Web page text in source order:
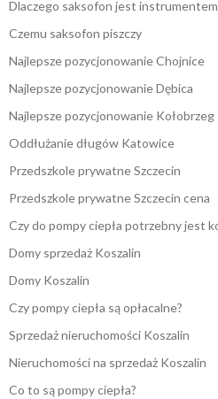
Dlaczego saksofon jest
Czemu saksofon piszczy
Najlepsze pozycjonowanie Chojnice
Najlepsze pozycjonowanie Dębica
Najlepsze pozycjonowanie Kołobrzeg
Oddłużanie długów Katowice
Przedszkole prywatne Szczecin
Przedszkole prywatne Szczecin cena
Czy do pompy ciepła potrzebny jest
Domy sprzedaż Koszalin
Domy Koszalin
Czy pompy ciepła są opłacalne?
Sprzedaż nieruchomości Koszalin
Nieruchomości na sprzedaż Koszalin
Co to są pompy ciepła?